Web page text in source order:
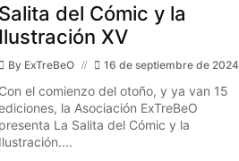
Salita del Cómic y la
Ilustración XV
By ExTreBeO 16 de septiembre de 2024
Con el comienzo del otoño, y ya van 15
la Asociación ExTreBeO
presenta La Salita del Cómic y la
Ilustración....